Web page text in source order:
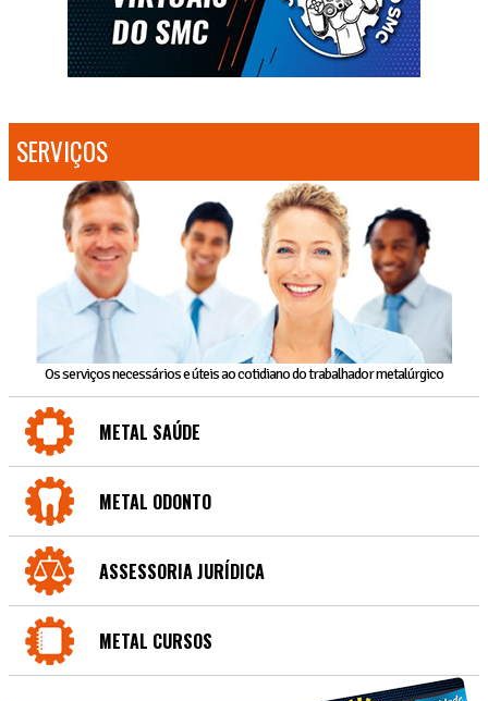
SERVIÇOS
Os serviços necessários e úteis ao cotidiano do trabalhador metalúrgico
METAL SAÚDE
METAL ODONTO
ASSESSORIA JURÍDICA
METAL CURSOS